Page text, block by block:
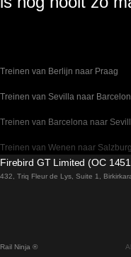
Treinen van Berlijn naar Praag
Treinen van Sevilla naar
Treinen van Barcelona naar
Treinen van Wenen naar Salzburg
Treinen van Venetie naar
Treinen van Seoel naar Busan
Firebird GT Limited (OC
432, Triq Fleur de Lys, Suite 1,
Rail Ninja ®